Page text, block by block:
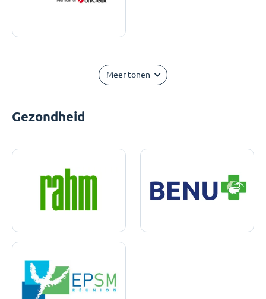
Meer tonen
Gezondheid